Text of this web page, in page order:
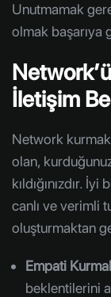
Unutmamak
olmak başarıya
İletişim
Network kurmak
olan,
kıldığınızdır.
canlı ve verimli
oluşturmaktan
Empati
beklentilerini